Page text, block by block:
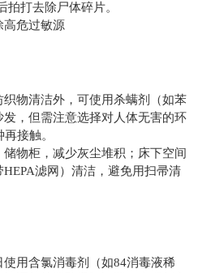
拍打去除尸体碎片。
高危过敏源
物清洁外，可使用杀螨剂（如苯
，但需注意选择对人体无害的环
接触。
物柜，减少灰尘堆积；床下空间
滤网）清洁，避免用扫帚清
用含氯消毒剂（如84消毒液稀